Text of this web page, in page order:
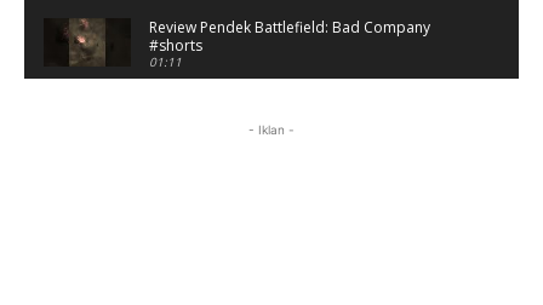
Review Pendek Battlefield: Bad Company
#shorts
01:11
- Iklan -